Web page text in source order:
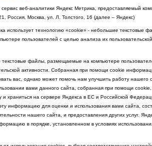
сервис веб-аналитики Яндекс Метрика, предоставляемый
Россия, Москва, ул. Л. Толстого, 16 (далее – Яндекс)
использует технологию «cookie» - небольшие текстовые
пользователей с целью анализа их пользовательской
файлы, размещаемые на компьютере
активности. Собранная при помощи cookie
вас, однако может помочь нам улучшить работу нашего
вами данного сайта, собранная при помощи cookie,
и храниться на сервере Яндекса в ЕС и Российской
информацию для оценки и использования вами сайта,
нашего сайта, и предоставления других услуг.
в порядке, установленном в условиях